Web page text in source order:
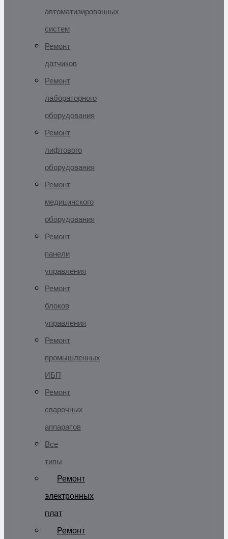
автоматизированных
систем
Ремонт
датчиков
Ремонт
лабораторного
оборудования
Ремонт
лифтового
оборудования
Ремонт
медицинского
оборудования
Ремонт
панели
управления
Ремонт
блоков
управления
Ремонт
промышленных
ИБП
Ремонт
сварочных
аппаратов
Все
типы
Ремонт
электронных
плат
Ремонт